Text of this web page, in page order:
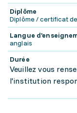
Diplôme
Diplôme / certificat
Langue
anglais
Durée
Veuillez vous
l'institution